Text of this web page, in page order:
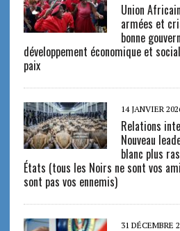
Union
armées et
bonne
développement économique et
paix
14 JANVIER
Relations
Nouveau
blanc plus
États (tous les Noirs ne sont vos
sont pas vos ennemis)
31 DÉCEMBRE